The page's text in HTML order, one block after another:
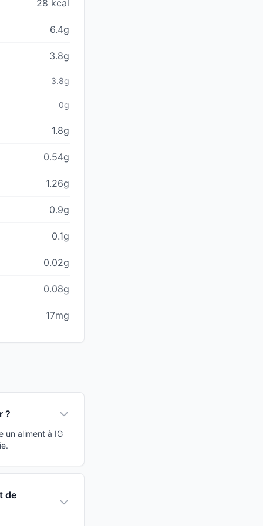
28 kcal
6.4g
3.8g
3.8g
0g
1.8g
0.54g
1.26g
0.9g
0.1g
0.02g
0.08g
17mg
?
un aliment à IG
de